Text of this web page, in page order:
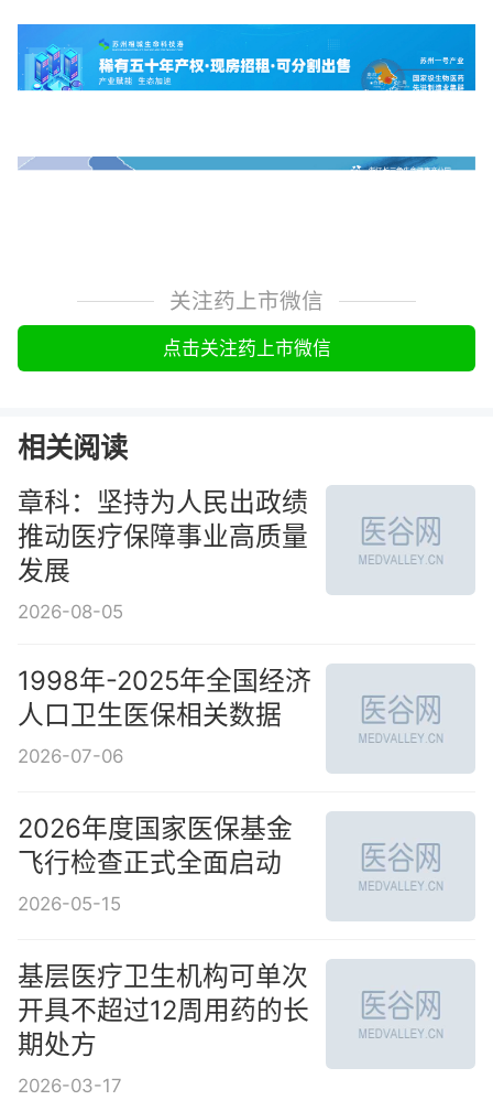
关注药上市微信
点击关注药上市微信
相关阅读
章科：坚持为人民出政绩
推动医疗保障事业高质量
发展
2026-08-05
1998年-2025年全国经济
人口卫生医保相关数据
2026-07-06
2026年度国家医保基金
飞行检查正式全面启动
2026-05-15
基层医疗卫生机构可单次
开具不超过12周用药的长
期处方
2026-03-17